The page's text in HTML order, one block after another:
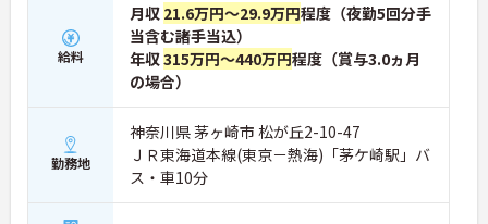
給料
月収 21.6万円～29.9万円程度（夜勤5回分手
当含む諸手当込）
年収315万円～440万円程度（賞与3.0ヵ月
の場合）
勤務地
神奈川県 茅ヶ崎市 松が丘2-10-47
ＪＲ東海道本線(東京－熱海)「茅ケ崎駅」バ
ス・車10分